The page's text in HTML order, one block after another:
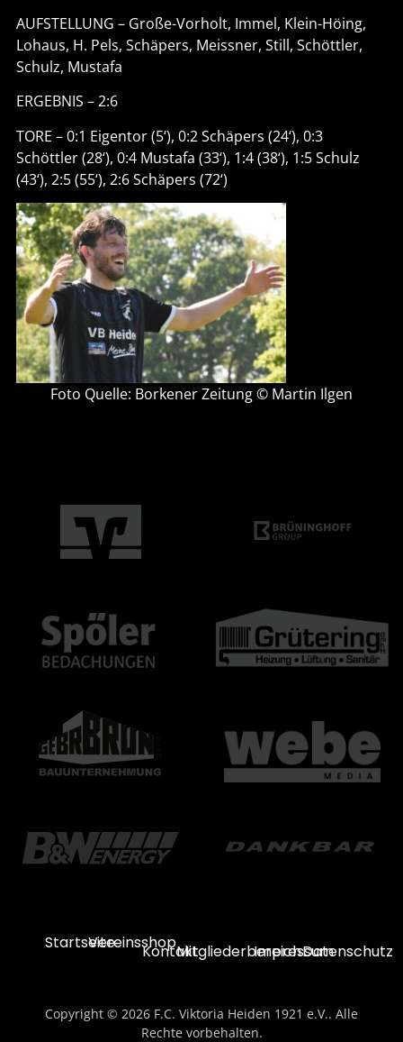
AUFSTELLUNG – Große-Vorholt, Immel, Klein-Höing,
Lohaus, H. Pels, Schäpers, Meissner, Still, Schöttler,
Schulz, Mustafa
ERGEBNIS – 2:6
TORE – 0:1 Eigentor (5‘), 0:2 Schäpers (24‘), 0:3
Schöttler (28‘), 0:4 Mustafa (33‘), 1:4 (38‘), 1:5 Schulz
(43‘), 2:5 (55‘), 2:6 Schäpers (72‘)
Foto Quelle: Borkener Zeitung © Martin Ilgen
StartseiteVereinsshop
KontaktMitgliederbereich
ImpressumDatenschutz
Copyright © 2026 F.C. Viktoria Heiden 1921 e.V.. Alle
Rechte vorbehalten.